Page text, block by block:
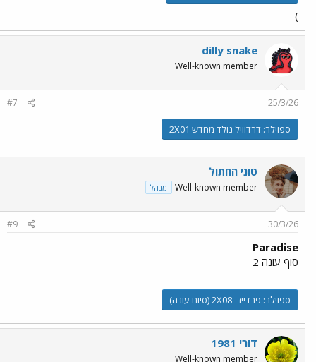
)
dilly snake
Well-known member
25/3/26
#7
ספוילר: דרדוויל נולד מחדש 2X01
טוני החתול
Well-known member מנהל
30/3/26
#9
Paradise
סוף עונה 2
ספוילר: פרדייז - 2X08 (סיום עונה)
דורי 1981
Well-known member